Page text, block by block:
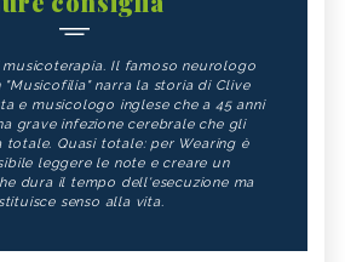
musicoterapia. Il famoso neurologo
"Musicofilia" narra la storia di Clive
e musicologo inglese che a 45 anni
grave infezione cerebrale che gli
totale. Quasi totale: per Wearing è
leggere le note e creare un
dura il tempo dell'esecuzione ma
senso alla vita.